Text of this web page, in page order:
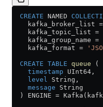
  CREATE
NAMED
    kafka_broker_list
=
    kafka_topic_list
=
    kafka_group_name
=
    kafka_format
=
  CREATE
TABLE queue (
    timestamp
UInt64,
    level
String,
    message
String
  ) ENGINE
=